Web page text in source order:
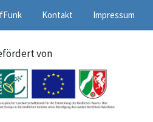
Kontakt Impressum
von